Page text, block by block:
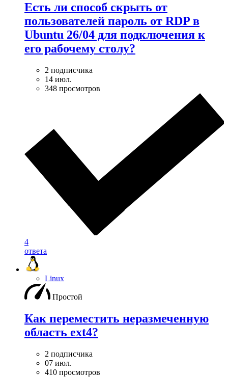
Есть ли способ скрыть от
пользователей пароль от RDP в
Ubuntu 26/04 для подключения к
его рабочему столу?
2 подписчика
14 июл.
348 просмотров
4
ответа
Linux
Простой
Как переместить неразмеченную
область ext4?
2 подписчика
07 июл.
410 просмотров